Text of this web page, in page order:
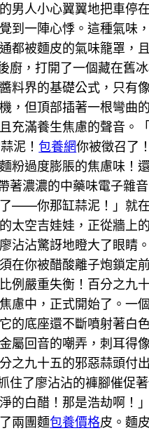
男人小心翼翼地把車停
到一陣心悸。這種氣味
都被麵皮的氣味籠罩，
，打開了一個藏在舊
界的基礎公式，只有
，但頂部插著一根彎曲
充滿養生焦慮的聲音。
泥！包養網你被徵召了
粉過度膨脹的焦慮味！
著濃濃的中藥味電子雜
——你那缸蒜泥！」就
太空吉娃娃，正從牆上
沾沾驚訝地瞪大了眼睛
在你被醋酸離子炮鎖定
例嚴重失衡！百分之九
慮中，正式開始了。一
的底座還不斷噴射著白
屬回音的嘲弄，刺耳得
之九十五的邪惡蒜頭付
了廖沾沾的褲腳催促
的白醋！那是浩劫啊！
兩團麵包養價格皮。麵